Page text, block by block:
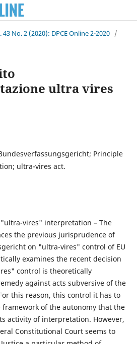
43 No. 2 (2020): DPCE Online 2-2020 /
ultra vires
Bundesverfassungsgericht; Principle
ultra-vires act.
vires" interpretation – The
the previous jurisprudence of
on "ultra-vires" control of EU
examines the recent decision
control is theoretically
against acts subversive of the
this reason, this control it has to
of the autonomy that the
activity of interpretation. However,
Constitutional Court seems to